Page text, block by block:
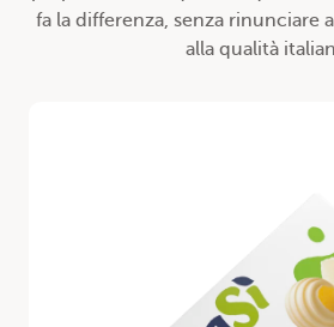
fa la differenza, senza rinunciare
alla qualità